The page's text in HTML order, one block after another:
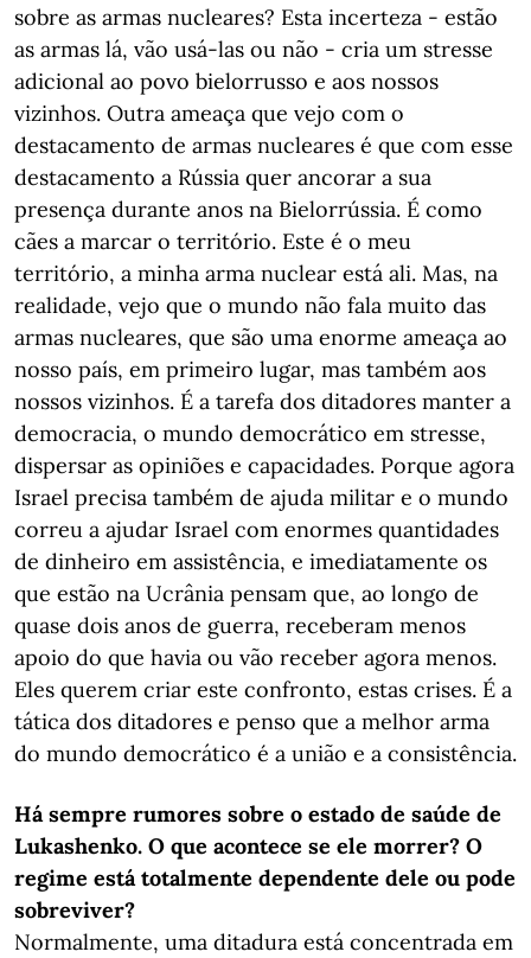
sobre as armas nucleares? Esta incerteza - estão
as armas lá, vão usá-las ou não - cria um stresse
adicional ao povo bielorrusso e aos nossos
vizinhos. Outra ameaça que vejo com o
destacamento de armas nucleares é que com esse
destacamento a Rússia quer ancorar a sua
presença durante anos na Bielorrússia. É como
cães a marcar o território. Este é o meu
território, a minha arma nuclear está ali. Mas, na
realidade, vejo que o mundo não fala muito das
armas nucleares, que são uma enorme ameaça ao
nosso país, em primeiro lugar, mas também aos
nossos vizinhos. É a tarefa dos ditadores manter a
democracia, o mundo democrático em stresse,
dispersar as opiniões e capacidades. Porque agora
Israel precisa também de ajuda militar e o mundo
correu a ajudar Israel com enormes quantidades
de dinheiro em assistência, e imediatamente os
que estão na Ucrânia pensam que, ao longo de
quase dois anos de guerra, receberam menos
apoio do que havia ou vão receber agora menos.
Eles querem criar este confronto, estas crises. É a
tática dos ditadores e penso que a melhor arma
do mundo democrático é a união e a consistência.
Há sempre rumores sobre o estado de saúde de
Lukashenko. O que acontece se ele morrer? O
regime está totalmente dependente dele ou pode
sobreviver?
Normalmente, uma ditadura está concentrada em